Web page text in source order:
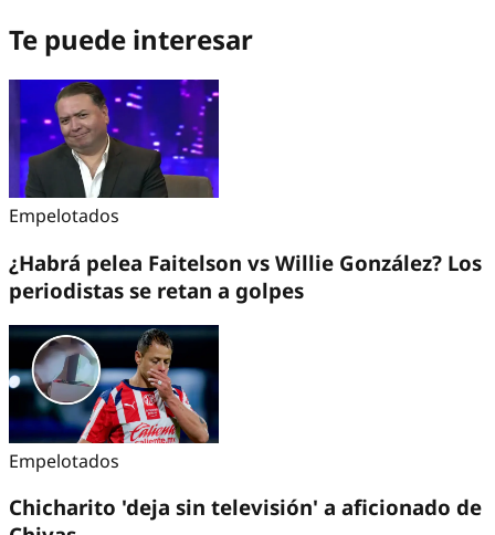
Te puede interesar
Empelotados
¿Habrá pelea Faitelson vs Willie González? Los
periodistas se retan a golpes
Empelotados
Chicharito 'deja sin televisión' a aficionado de